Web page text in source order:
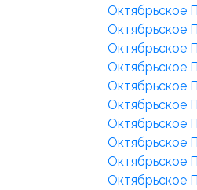
Октябрьское
Октябрьское
Октябрьское
Октябрьское
Октябрьское
Октябрьское
Октябрьское
Октябрьское
Октябрьское
Октябрьское